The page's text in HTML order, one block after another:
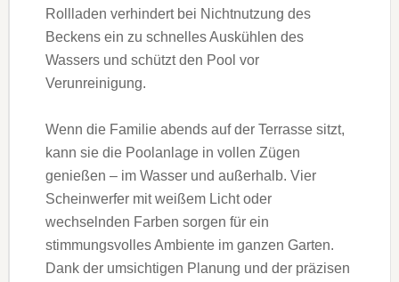
Rollladen verhindert bei Nichtnutzung des
Beckens ein zu schnelles Auskühlen des
Wassers und schützt den Pool vor
Verunreinigung.
Wenn die Familie abends auf der Terrasse sitzt,
kann sie die Poolanlage in vollen Zügen
genießen – im Wasser und außerhalb. Vier
Scheinwerfer mit weißem Licht oder
wechselnden Farben sorgen für ein
stimmungsvolles Ambiente im ganzen Garten.
Dank der umsichtigen Planung und der präzisen